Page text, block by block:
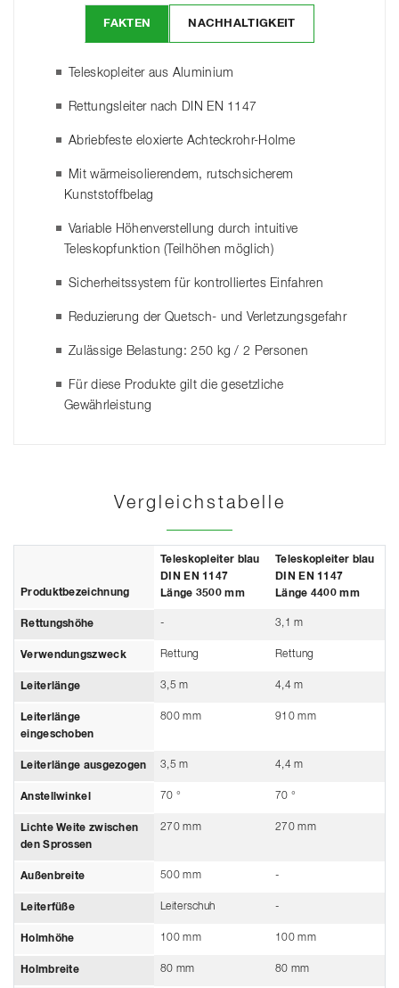
FAKTEN NACHHALTIGKEIT
Teleskopleiter aus Aluminium
Rettungsleiter nach DIN EN 1147
Abriebfeste eloxierte Achteckrohr-Holme
Mit wärmeisolierendem, rutschsicherem
Kunststoffbelag
Variable Höhenverstellung durch intuitive
Teleskopfunktion (Teilhöhen möglich)
Sicherheitssystem für kontrolliertes Einfahren
Reduzierung der Quetsch- und Verletzungsgefahr
Zulässige Belastung: 250 kg / 2 Personen
Für diese Produkte gilt die gesetzliche
Gewährleistung
Vergleichstabelle
Produktbezeichnung
Teleskopleiter blau
DIN EN 1147
Länge 3500 mm
Teleskopleiter blau
DIN EN 1147
Länge 4400 mm
Rettungshöhe - 3,1 m
Verwendungszweck Rettung Rettung
Leiterlänge 3,5 m 4,4 m
Leiterlänge
eingeschoben
800 mm 910 mm
Leiterlänge ausgezogen 3,5 m 4,4 m
Anstellwinkel 70 ° 70 °
Lichte Weite zwischen
den Sprossen
270 mm 270 mm
Außenbreite 500 mm -
Leiterfüße Leiterschuh -
Holmhöhe 100 mm 100 mm
Holmbreite 80 mm 80 mm